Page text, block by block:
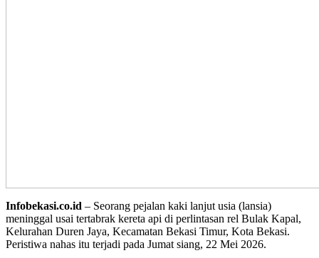
Infobekasi.co.id – Seorang pejalan kaki lanjut usia (lansia)
meninggal usai tertabrak kereta api di perlintasan rel Bulak Kapal,
Kelurahan Duren Jaya, Kecamatan Bekasi Timur, Kota Bekasi.
Peristiwa nahas itu terjadi pada Jumat siang, 22 Mei 2026.